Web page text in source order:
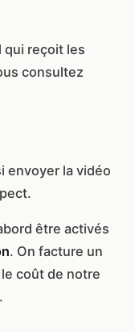
qui reçoit les
consultez
envoyer la vidéo
être activés
. On facture un
coût de notre